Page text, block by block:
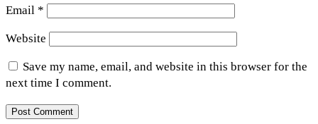
Email *
Website
Save my name, email, and website in this browser for the
next time I comment.